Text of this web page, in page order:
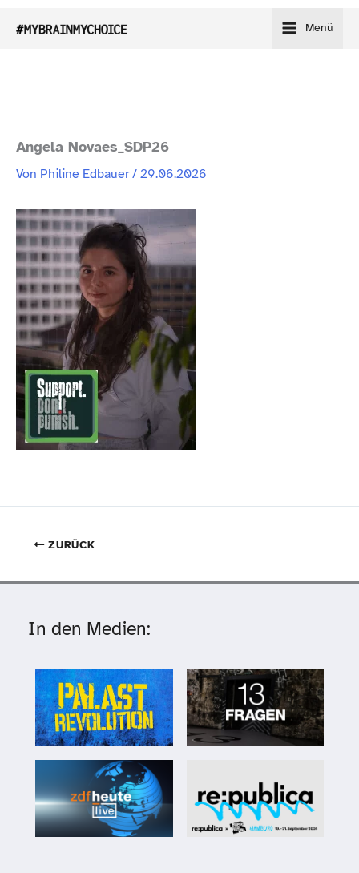
Inhalt
Menü
Angela Novaes_​SDP26
Von Philine Edbauer/29.06.2026
ZURÜCK
In den Medien: